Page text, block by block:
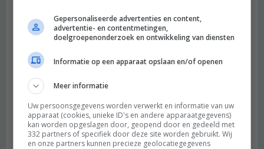
Gepersonaliseerde advertenties en content,
advertentie- en contentmetingen,
doelgroepenonderzoek en ontwikkeling van diensten
Informatie op een apparaat opslaan en/of openen
Meer informatie
Uw persoonsgegevens worden verwerkt en informatie van uw
apparaat (cookies, unieke ID's en andere apparaatgegevens)
kan worden opgeslagen door, geopend door en gedeeld met
332 partners of specifiek door deze site worden gebruikt. Wij
en onze partners kunnen precieze geolocatiegegevens